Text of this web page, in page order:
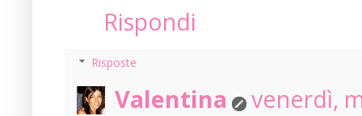
Rispondi
Risposte
Valentina
venerdì,